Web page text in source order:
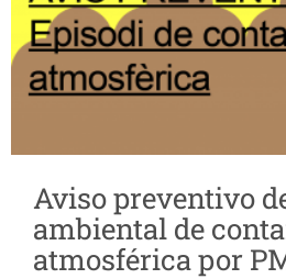
Aviso preventivo
ambiental de
atmosférica por